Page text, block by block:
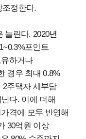
조정한다.
늘린다. 2020년
포인트
하거나
경우 최대 0.8%
2주택자 세부담
다. 이에 더해
격에 모두 반영해
30억원 이상